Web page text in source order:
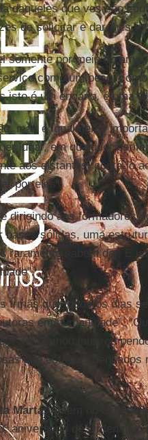
daqueles que vos são
de solicitar e dar-lhes o
somente por meio do
como um peso,
é um engano, é uma
mas é igualmente
lugar, em qualquer
aos distantes, contá-lo
por eles”.
dirigindo aos formadores
sólidas, uma
raramente sabem dar. E
Irmãs que todos os dias
em humanidade”.
exclamou
que estão empenhados
Marta“ontem no almoço
aniversário de Ordenação